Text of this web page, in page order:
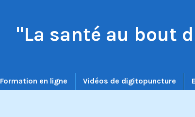
"La santé au bout
Formation en ligne Vidéos de digitopuncture